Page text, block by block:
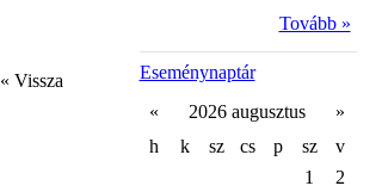
« Vissza
Tovább »
Eseménynaptár
«
2026 augusztus
»
h
k sz cs p sz
v
1
2